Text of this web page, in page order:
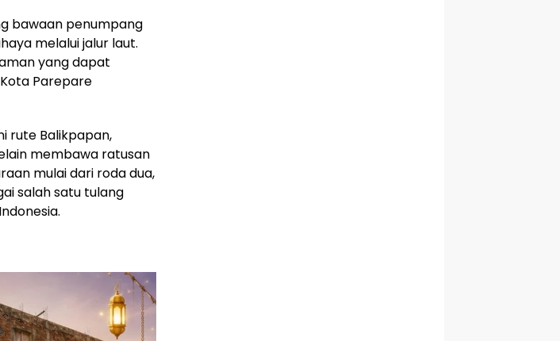
bawaan penumpang
melalui jalur laut.
yang dapat
Parepare
rute Balikpapan,
membawa ratusan
mulai dari roda dua,
salah satu tulang